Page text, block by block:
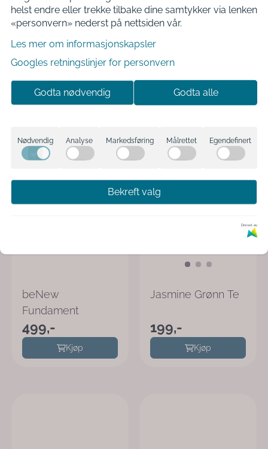
beNew
Fundament
499,-
Kjøp
Jasmine Grønn Te
199,-
Kjøp
helst endre eller trekke tilbake dine samtykker via lenken
«personvern» nederst på nettsiden vår.
Les mer om informasjonskapsler
Googles retningslinjer for personvern
Godta nødvendig Godta alle
Nødvendig Analyse Markedsføring Målrettet Egendefinert
Bekreft valg
Drevet av